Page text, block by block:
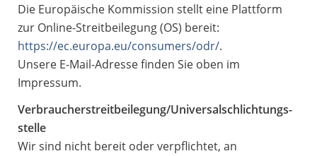
Die Europäische Kommission stellt eine Plattform
zur Online-Streitbeilegung (OS) bereit:
https://ec.europa.eu/consumers/odr/.
Unsere E-Mail-Adresse finden Sie oben im
Impressum.
Verbraucher­streit­beilegung/Universal­schlichtungs­
stelle
Wir sind nicht bereit oder verpflichtet, an